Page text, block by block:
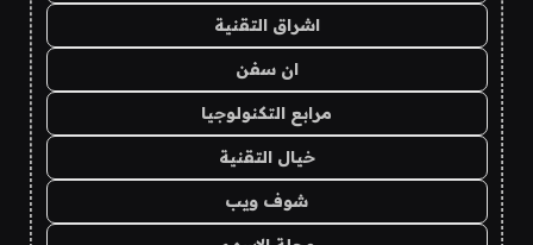
اشراق التقنية
ان سفن
مرابع التكنولوجيا
خيال التقنية
شوف ويب